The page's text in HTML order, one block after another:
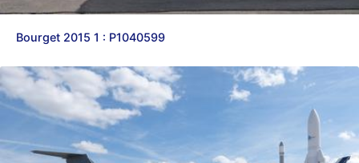
Bourget 2015 1 : P1040599